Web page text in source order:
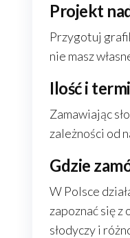
Projekt
Przygotuj
nie masz
Ilość i
Zamawiając
zależności od
Gdzie
W Polsce
zapoznać się
słodyczy i